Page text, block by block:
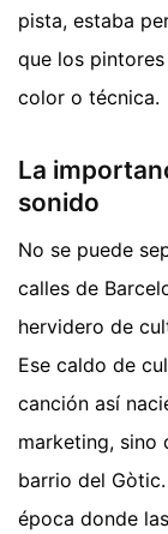
pista, estaba
que los
color o técnica.
La
sonido
No se puede
calles de
hervidero de
Ese caldo de
canción así
marketing, sino
barrio del
época donde